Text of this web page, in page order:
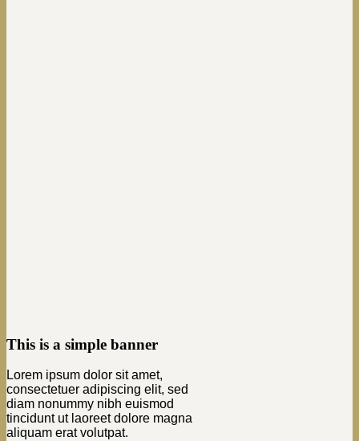
This is a simple banner
Lorem ipsum dolor sit amet,
consectetuer adipiscing elit, sed
diam nonummy nibh euismod
tincidunt ut laoreet dolore magna
aliquam erat volutpat.